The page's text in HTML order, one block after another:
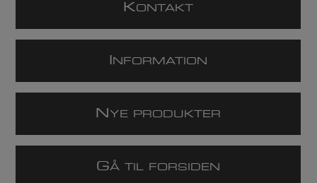
KONTAKT
NFORMATION
N YE PRODUKTER
GÅ TIL FORSIDEN